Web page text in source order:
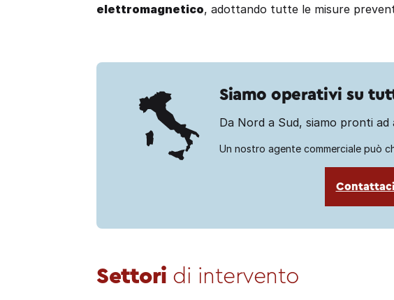
elettromagnetico, adottando tutte le misure
Siamo operativi su
Da Nord a Sud, siamo pronti ad
Un nostro agente commerciale può
Contattaci
Settori di intervento